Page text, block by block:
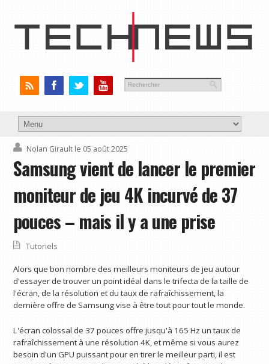
Nolan Girault le 05 août 2025
Samsung vient de lancer le premier
moniteur de jeu 4K incurvé de 37
pouces – mais il y a une prise
Tutoriels
Alors que bon nombre des meilleurs moniteurs de jeu autour
d'essayer de trouver un point idéal dans le trifecta de la taille de
l'écran, de la résolution et du taux de rafraîchissement, la
dernière offre de Samsung vise à être tout pour tout le monde.
L'écran colossal de 37 pouces offre jusqu'à 165 Hz un taux de
rafraîchissement à une résolution 4K, et même si vous aurez
besoin d'un GPU puissant pour en tirer le meilleur parti, il est